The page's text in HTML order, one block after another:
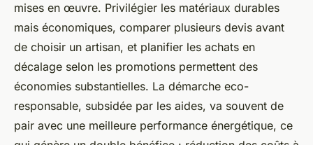
mises en œuvre. Privilégier les matériaux durables
mais économiques, comparer plusieurs devis avant
de choisir un artisan, et planifier les achats en
décalage selon les promotions permettent des
économies substantielles. La démarche eco-
responsable, subsidée par les aides, va souvent de
pair avec une meilleure performance énergétique, ce